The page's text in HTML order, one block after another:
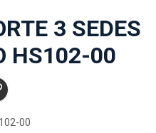
3 SEDES
HS102-00
00